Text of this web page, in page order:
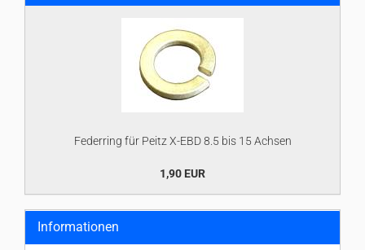
Federring für Peitz X-EBD 8.5 bis 15 Achsen
1,90 EUR
Informationen